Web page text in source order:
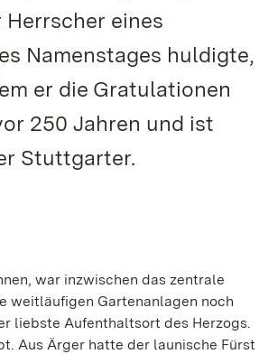
eines
Namenstages huldigte,
er die Gratulationen
250 Jahren und ist
Stuttgarter.
war inzwischen das zentrale
weitläufigen Gartenanlagen noch
liebste Aufenthaltsort des Herzogs.
Aus Ärger hatte der launische Fürst